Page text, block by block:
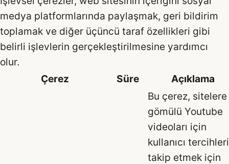
medya platformlarında paylaşmak, geri bildirim
toplamak ve diğer üçüncü taraf özellikleri gibi
belirli işlevlerin gerçekleştirilmesine yardımcı
olur.
Çerez
Süre Açıklama
Bu çerez, sitelere
gömülü Youtube
videoları için
kullanıcı
takip etmek için